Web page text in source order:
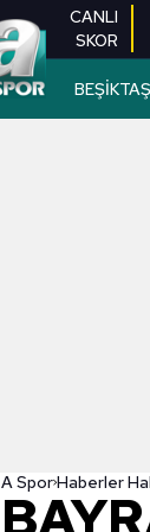
CANLI
SKOR
BEŞİKTAŞ
A SporHaberler